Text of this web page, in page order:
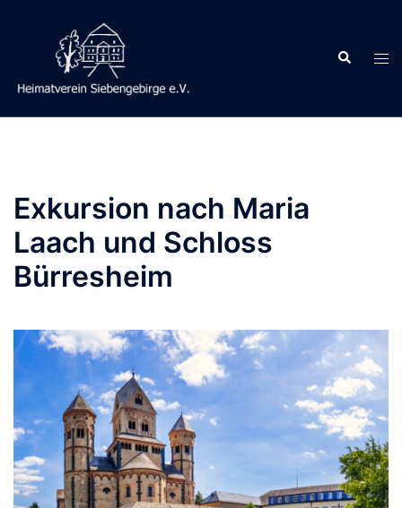
springen
Suche
Exkursion nach Maria
Laach und Schloss
Bürresheim